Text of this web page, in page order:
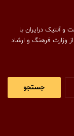
و آنتیک درایران با
وزارت فرهنگ و ارشاد